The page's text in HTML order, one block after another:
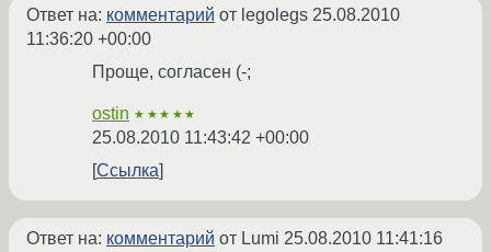
Ответ на: комментарий от legolegs 25.08.2010
11:36:20 +00:00
Проще, согласен (-;
ostin ★★★★★
25.08.2010 11:43:42 +00:00
Ссылка
Ответ на: комментарий от Lumi 25.08.2010 11:41:16